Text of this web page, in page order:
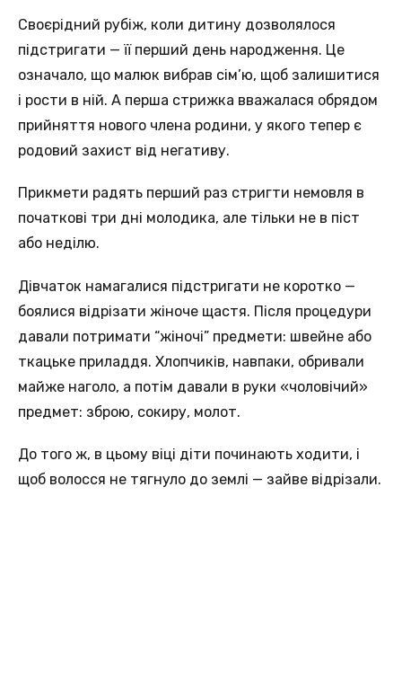
Своєрідний рубіж, коли дитину дозволялося
підстригати — її перший день народження. Це
означало, що малюк вибрав сім’ю, щоб залишитися
і рости в ній. А перша стрижка вважалася обрядом
прийняття нового члена родини, у якого тепер є
родовий захист від негативу.
Прикмети радять перший раз стригти немовля в
початкові три дні молодика, але тільки не в піст
або неділю.
Дівчаток намагалися підстригати не коротко —
боялися відрізати жіноче щастя. Після процедури
давали потримати “жіночі” предмети: швейне або
ткацьке приладдя. Хлопчиків, навпаки, обривали
майже наголо, а потім давали в руки «чоловічий»
предмет: зброю, сокиру, молот.
До того ж, в цьому віці діти починають ходити, і
щоб волосся не тягнуло до землі — зайве відрізали.